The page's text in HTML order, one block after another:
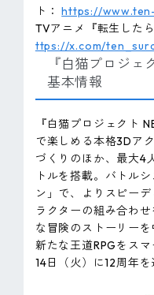
ト：https://
TVアニメ『転生した
ttps://x.com/
『白猫プロジェ
基本情報
『白猫プロジェクト
で楽しめる本格3Dア
づくりのほか、最大4
トルを搭載。バトル
ン」で、よりスピー
ラクターの組み合わ
な冒険のストーリーを
新たな王道RPGをス
14日（火）に12周年を